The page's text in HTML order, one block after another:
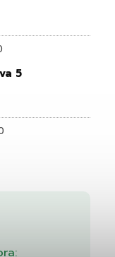
5